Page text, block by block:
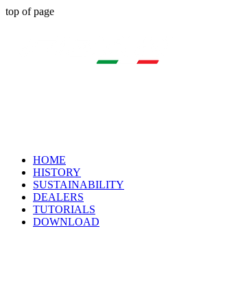
top of page
HOME
HISTORY
SUSTAINABILITY
DEALERS
TUTORIALS
DOWNLOAD